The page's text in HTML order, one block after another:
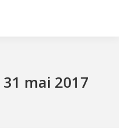
31 mai 2017